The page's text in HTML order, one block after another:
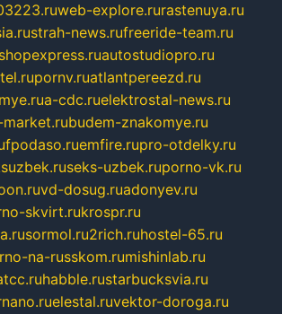
web-explore.rurastenuya.ru
strah-news.rufreeride-team.ru
autostudiopro.ru
pornv.ruatlantpereezd.ru
a-cdc.ruelektrostal-news.ru
budem-znakomye.ru
fpodaso.ruemfire.rupro-otdelky.ru
seks-uzbek.ruporno-vk.ru
vd-dosug.ruadonyev.ru
skvirt.rukrospr.ru
sormol.ru2rich.ruhostel-65.ru
na-russkom.rumishinlab.ru
habble.rustarbucksvia.ru
elestal.ruvektor-doroga.ru